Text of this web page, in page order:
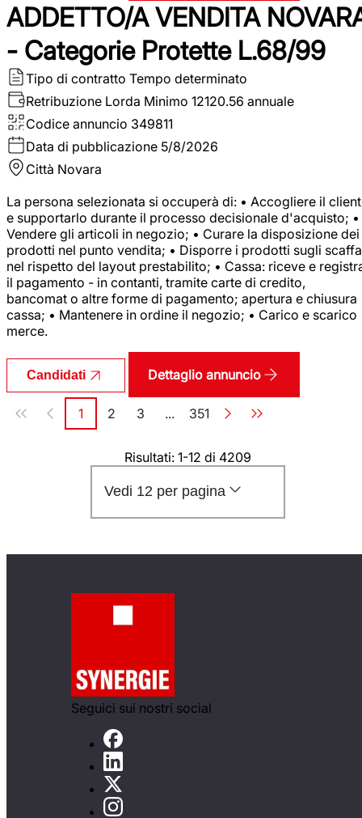
ADDETTO/A VENDITA
- Categorie Protette L.68/99
Tipo di contratto Tempo determinato
Retribuzione Lorda Minimo 12120.56 annuale
Codice annuncio 349811
Data di pubblicazione 5/8/2026
Città Novara
La persona selezionata si occuperà di: • Accogliere il
e supportarlo durante il processo decisionale d'acquisto; •
Vendere gli articoli in negozio; • Curare la disposizione dei
prodotti nel punto vendita; • Disporre i prodotti sugli
nel rispetto del layout prestabilito; • Cassa: riceve e
il pagamento - in contanti, tramite carte di credito,
bancomat o altre forme di pagamento; apertura e chiusura
cassa; • Mantenere in ordine il negozio; • Carico e scarico
merce.
Candidati Dettaglio annuncio
Paginazione
Pagina
1 Pagina
2 Pagina
3 ... Pagina
351
Risultati: 1-12 di 4209
Vedi 12 per pagina
Seguici sui nostri social